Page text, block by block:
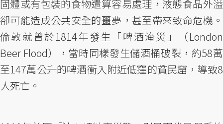
固體或有包裝的食物還算容易處理，液態食品外溢
卻可能造成公共安全的噩夢，甚至帶來致命危機。
倫敦就曾於1814年發生「啤酒淹災」（London
Beer Flood），當時同樣發生儲酒桶破裂，約58萬
至147萬公升的啤酒衝入附近低窪的貧民窟，導致8
人死亡。